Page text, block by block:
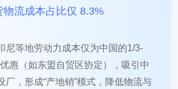
物流成本占比仅 8.3%
尼等地劳动力成本仅为中国的1/3-
惠（如东盟自贸区协定），吸引中
厂，形成“产地销”模式，降低物流与